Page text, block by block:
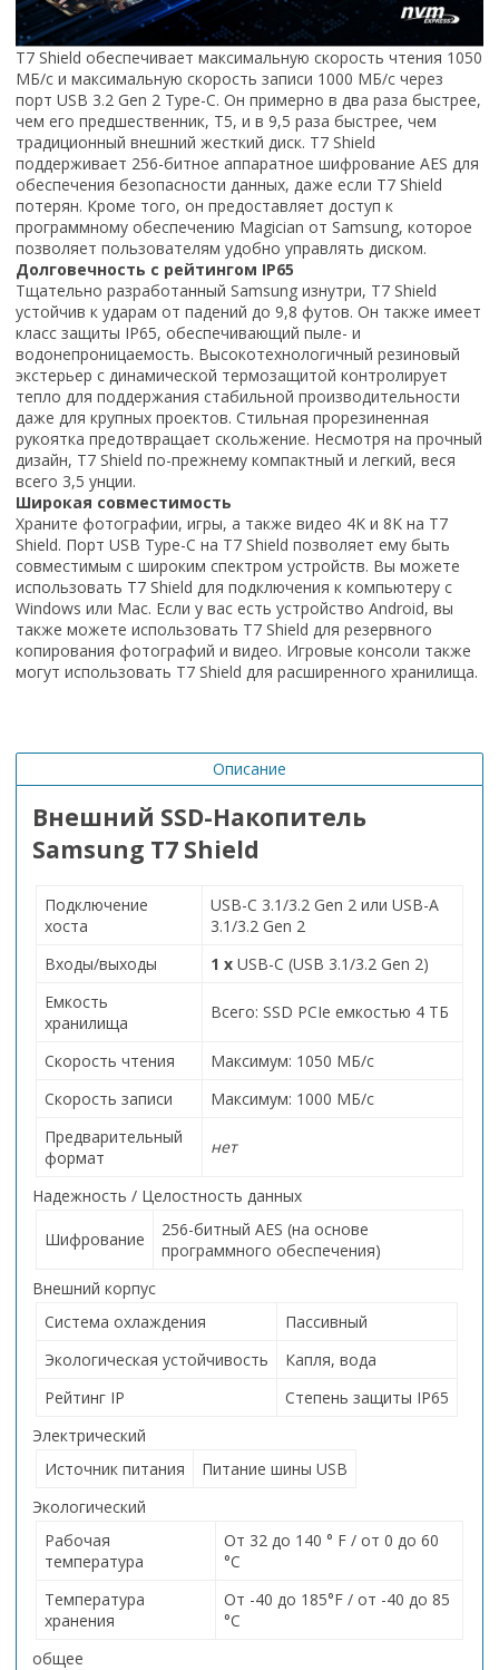
T7 Shield обеспечивает максимальную скорость чтения 1050
МБ/с и максимальную скорость записи 1000 МБ/с через
порт USB 3.2 Gen 2 Type-C. Он примерно в два раза быстрее,
чем его предшественник, T5, и в 9,5 раза быстрее, чем
традиционный внешний жесткий диск. T7 Shield
поддерживает 256-битное аппаратное шифрование AES для
обеспечения безопасности данных, даже если T7 Shield
потерян. Кроме того, он предоставляет доступ к
программному обеспечению Magician от Samsung, которое
позволяет пользователям удобно управлять диском.
Долговечность с рейтингом IP65
Тщательно разработанный Samsung изнутри, T7 Shield
устойчив к ударам от падений до 9,8 футов. Он также имеет
класс защиты IP65, обеспечивающий пыле- и
водонепроницаемость. Высокотехнологичный резиновый
экстерьер с динамической термозащитой контролирует
тепло для поддержания стабильной производительности
даже для крупных проектов. Стильная прорезиненная
рукоятка предотвращает скольжение. Несмотря на прочный
дизайн, T7 Shield по-прежнему компактный и легкий, веся
всего 3,5 унции.
Широкая совместимость
Храните фотографии, игры, а также видео 4K и 8K на T7
Shield. Порт USB Type-C на T7 Shield позволяет ему быть
совместимым с широким спектром устройств. Вы можете
использовать T7 Shield для подключения к компьютеру с
Windows или Mac. Если у вас есть устройство Android, вы
также можете использовать T7 Shield для резервного
копирования фотографий и видео. Игровые консоли также
могут использовать T7 Shield для расширенного хранилища.
Описание
Внешний SSD-Накопитель
Samsung T7 Shield
Подключение
хоста
USB-C 3.1/3.2 Gen 2 или USB-A
3.1/3.2 Gen 2
Входы/выходы
1 x USB-C (USB 3.1/3.2 Gen 2)
Емкость
хранилища
Всего: SSD PCIe емкостью 4 ТБ
Скорость чтения
Максимум: 1050 МБ/с
Скорость записи
Максимум: 1000 МБ/с
Предварительный
формат
нет
Надежность / Целостность данных
Шифрование
256-битный AES (на основе
программного обеспечения)
Внешний корпус
Система охлаждения
Пассивный
Экологическая устойчивость
Капля, вода
Рейтинг IP
Степень защиты IP65
Электрический
Источник питания
Питание шины USB
Экологический
Рабочая
температура
От 32 до 140 ° F / от 0 до 60
°C
Температура
хранения
От -40 до 185°F / от -40 до 85
°C
общее